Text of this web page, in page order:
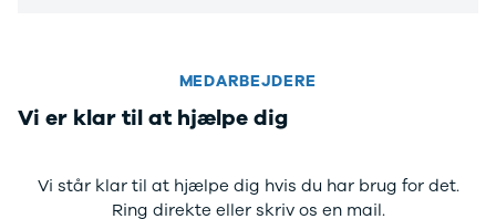
Anmeldelser
Privatleasing
IONIQ 9
Modeller
Grand C-Max
EcoSport
Explorer
Fiesta
Focus
MEDARBEJDERE
Vi er klar til at hjælpe dig
Vi står klar til at hjælpe dig hvis du har brug for det.
Ring direkte eller skriv os en mail.